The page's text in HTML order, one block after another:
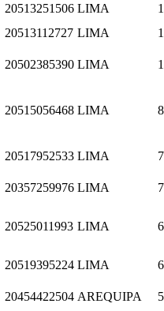
20513251506 LIMA
20513112727 LIMA
20502385390 LIMA
20515056468 LIMA
20517952533 LIMA
20357259976 LIMA
20525011993 LIMA
20519395224 LIMA
20454422504 AREQUIPA